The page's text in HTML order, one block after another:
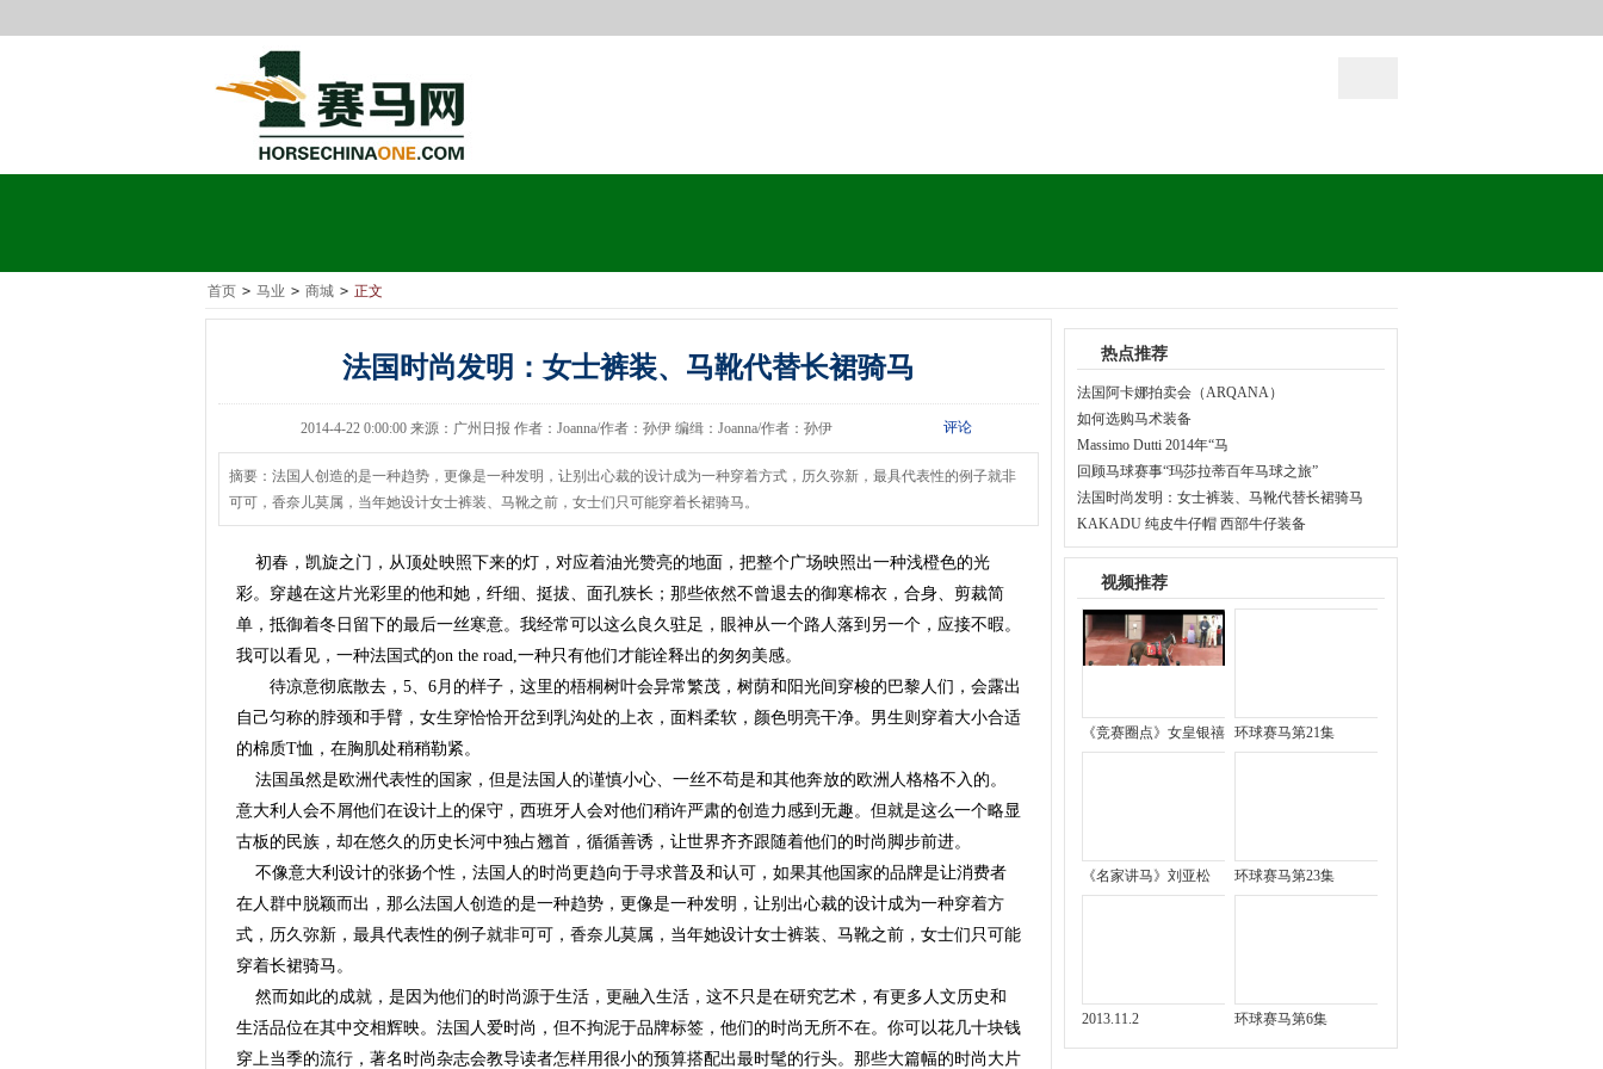
首页 > 马业 > 商城 > 正文
热点推荐
法国阿卡娜拍卖会（ARQANA）
如何选购马术装备
Massimo Dutti 2014年“马
回顾马球赛事“玛莎拉蒂百年马球之旅”
法国时尚发明：女士裤装、马靴代替长裙骑马
KAKADU 纯皮牛仔帽 西部牛仔装备
视频推荐
《竞赛圈点》女皇银禧 环球赛马第21集
《名家讲马》刘亚松 环球赛马第23集
2013.11.2 环球赛马第6集
法国时尚发明：女士裤装、马靴代替长裙骑马
评论
2014-4-22 0:00:00 来源：广州日报 作者：Joanna/作者：孙伊 编缉：Joanna/作者：孙伊
摘要：法国人创造的是一种趋势，更像是一种发明，让别出心裁的设计成为一种穿着方式，历久弥新，最具代表性的例子就非
可可，香奈儿莫属，当年她设计女士裤装、马靴之前，女士们只可能穿着长裙骑马。
初春，凯旋之门，从顶处映照下来的灯，对应着油光赞亮的地面，把整个广场映照出一种浅橙色的光
彩。穿越在这片光彩里的他和她，纤细、挺拔、面孔狭长；那些依然不曾退去的御寒棉衣，合身、剪裁简
单，抵御着冬日留下的最后一丝寒意。我经常可以这么良久驻足，眼神从一个路人落到另一个，应接不暇。
我可以看见，一种法国式的on the road,一种只有他们才能诠释出的匆匆美感。
待凉意彻底散去，5、6月的样子，这里的梧桐树叶会异常繁茂，树荫和阳光间穿梭的巴黎人们，会露出
自己匀称的脖颈和手臂，女生穿恰恰开岔到乳沟处的上衣，面料柔软，颜色明亮干净。男生则穿着大小合适
的棉质T恤，在胸肌处稍稍勒紧。
法国虽然是欧洲代表性的国家，但是法国人的谨慎小心、一丝不苟是和其他奔放的欧洲人格格不入的。
意大利人会不屑他们在设计上的保守，西班牙人会对他们稍许严肃的创造力感到无趣。但就是这么一个略显
古板的民族，却在悠久的历史长河中独占翘首，循循善诱，让世界齐齐跟随着他们的时尚脚步前进。
不像意大利设计的张扬个性，法国人的时尚更趋向于寻求普及和认可，如果其他国家的品牌是让消费者
在人群中脱颖而出，那么法国人创造的是一种趋势，更像是一种发明，让别出心裁的设计成为一种穿着方
式，历久弥新，最具代表性的例子就非可可，香奈儿莫属，当年她设计女士裤装、马靴之前，女士们只可能
穿着长裙骑马。
然而如此的成就，是因为他们的时尚源于生活，更融入生活，这不只是在研究艺术，有更多人文历史和
生活品位在其中交相辉映。法国人爱时尚，但不拘泥于品牌标签，他们的时尚无所不在。你可以花几十块钱
穿上当季的流行，著名时尚杂志会教导读者怎样用很小的预算搭配出最时髦的行头。那些大篇幅的时尚大片